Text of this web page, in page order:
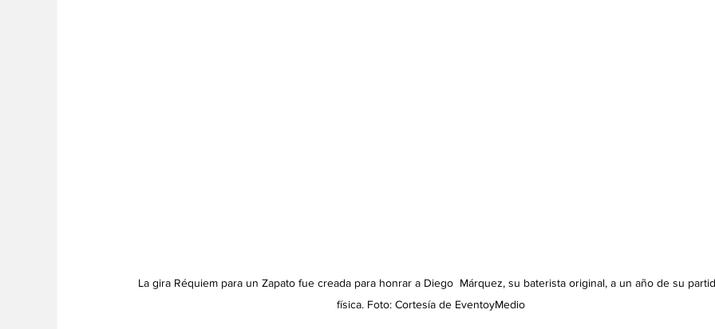
La gira Réquiem para un Zapato fue creada para honrar a Diego  Márquez, su baterista original, a un año de su
física. Foto: Cortesía de EventoyMedio